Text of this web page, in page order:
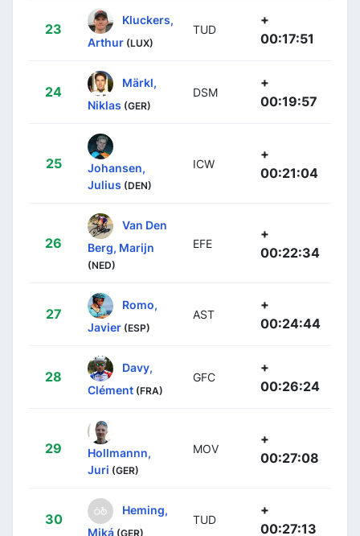
23
Kluckers,
Arthur (LUX)
TUD
+
00:17:51
24
Märkl,
Niklas (GER)
DSM
+
00:19:57
25
Johansen,
Julius (DEN)
ICW
+
00:21:04
26
Van Den
Berg, Marijn
(NED)
EFE
+
00:22:34
27
Romo,
Javier (ESP)
AST
+
00:24:44
28
Davy,
Clément (FRA)
GFC
+
00:26:24
29
Hollmannn,
Juri (GER)
MOV
+
00:27:08
30
Heming,
Miká (GER)
TUD
+
00:27:13